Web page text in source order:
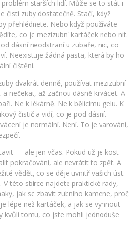
starších lidí. Může se to stát i
čistí zuby dostatečně. Stačí, když
přehlédnete. Nebo když používáte
co je mezizubní kartáček nebo nit.
dásní neodstraní u zubaře, nic, co
Neexistuje žádná pasta, která by ho
čištění.
dvakrát denně, používat mezizubní
a nečekat, až začnou dásně krvácet. A
Ne k lékárně. Ne k bělicímu gelu. K
čistič a vidí, co je pod dásní.
je normální. Není. To je varování,
— ale jen včas. Pokud už je kost
pokračování, ale nevrátit to zpět. A
vědět, co se děje uvnitř vašich úst.
V této sbírce najdete praktické rady,
jak se zbavit zubního kamene, proč
lépe než kartáček, a jak se vyhnout
kvůli tomu, co jste mohli jednoduše